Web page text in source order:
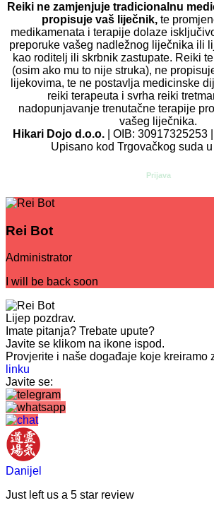
Reiki ne zamjenjuje tradicionalnu
propisuje vaš liječnik,te
medikamenata i terapije dolaze
preporuke vašeg nadležnog liječnika ili
kao roditelj ili skrbnik zastupate. Reiki
(osim ako mu to nije struka), ne
lijekovima, te ne postavlja medicinske
reiki terapeuta i svrha reiki
nadopunjavanje trenutačne terapije
vašeg liječnika.
Hikari Dojo d.o.o. | OIB: 30917325253
Upisano kod Trgovačkog suda
Prijava
Rei Bot
Administrator
I will be back soon
Lijep pozdrav.
Imate pitanja? Trebate upute?
Javite se klikom na ikone ispod.
Provjerite i naše događaje koje kreiramo
linku
Javite se:
Danijel
Just left us a 5 star review